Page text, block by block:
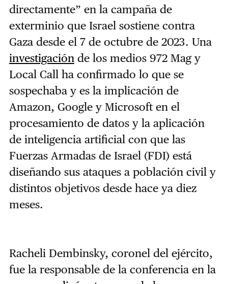
directamente” en la campaña de
exterminio que Israel sostiene contra
Gaza desde el 7 de octubre de 2023. Una
investigación de los medios 972 Mag y
Local Call ha confirmado lo que se
sospechaba y es la implicación de
Amazon, Google y Microsoft en el
procesamiento de datos y la aplicación
de inteligencia artificial con que las
Fuerzas Armadas de Israel (FDI) está
diseñando sus ataques a población civil y
distintos objetivos desde hace ya diez
meses.
Racheli Dembinsky, coronel del ejército,
fue la responsable de la conferencia en la